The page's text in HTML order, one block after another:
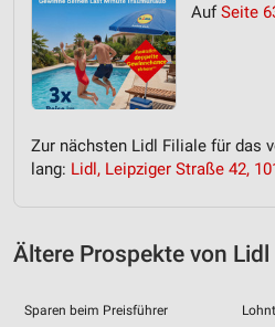
AufSeite
Zur nächsten Lidl Filiale für das
lang: Lidl, Leipziger Straße 42,
Ältere Prospekte von Lidl
Sparen beim Preisführer